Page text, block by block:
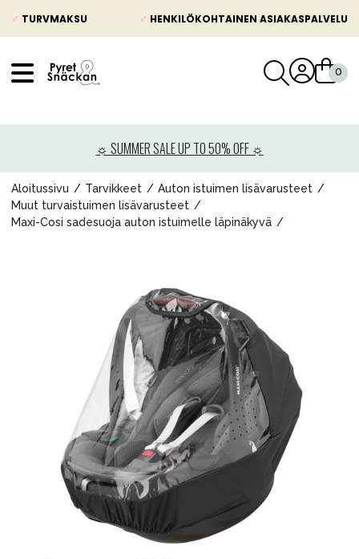
✓ TURVMAKSU ✓ HENKILÖKOHTAINEN ASIAKASPALVELU
☼ SUMMER SALE UP TO 50% OFF ☼
Aloitussivu Tarvikkeet
Auton istuimen lisävarusteet
Muut turvaistuimen lisävarusteet
Maxi-Cosi sadesuoja auton istuimelle läpinäkyvä
Lastenvaunut
Lasten turvaistuimet
Vauvan paketti
Äiti & Isä
Huonekalut & vuodevaatteet
Tarvikkeet
Varaosat
Kampanjat
Lahjavinkkejä
Suosikit
Tavaramerkit